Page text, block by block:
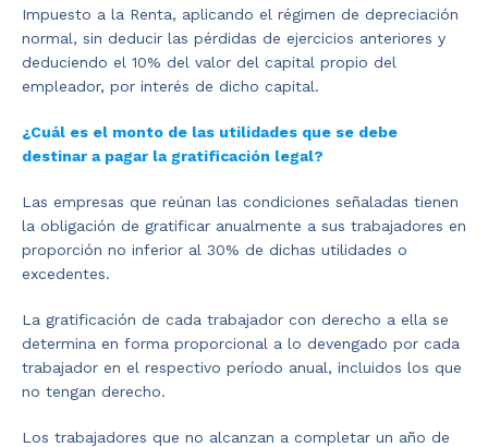
Impuesto a la Renta, aplicando el régimen de depreciación
normal, sin deducir las pérdidas de ejercicios anteriores y
deduciendo el 10% del valor del capital propio del
empleador, por interés de dicho capital.
¿Cuál es el monto de las utilidades que se debe
destinar a pagar la gratificación legal?
Las empresas que reúnan las condiciones señaladas tienen
la obligación de gratificar anualmente a sus trabajadores en
proporción no inferior al 30% de dichas utilidades o
excedentes.
La gratificación de cada trabajador con derecho a ella se
determina en forma proporcional a lo devengado por cada
trabajador en el respectivo período anual, incluidos los que
no tengan derecho.
Los trabajadores que no alcanzan a completar un año de